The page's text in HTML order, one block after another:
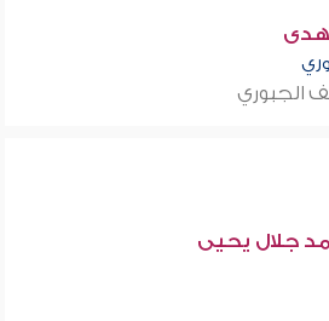
الجبوري
جلال يحيى